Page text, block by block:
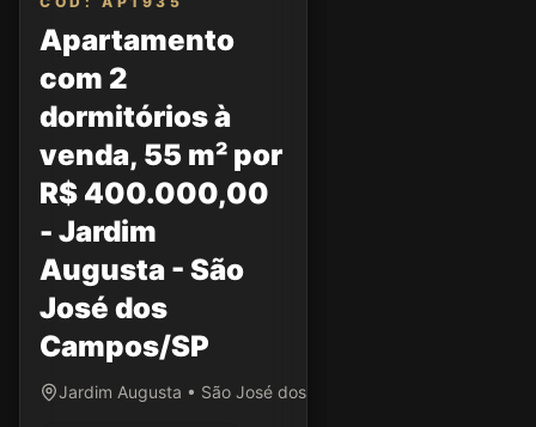
Apartamento
com 2
dormitórios à
venda, 55 m² por
R$ 400.000,00
- Jardim
Augusta - São
José dos
Campos/SP
Jardim Augusta • São José dos Campos/SP